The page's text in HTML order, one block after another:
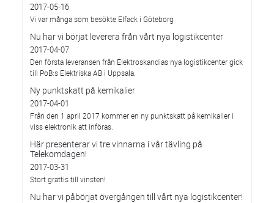
2017-05-16
Vi var många som besökte Elfack i Göteborg
Nu har vi börjat leverera från vårt nya logistikcenter
2017-04-07
Den första leveransen från Elektroskandias nya logistikcenter gick
till PoB:s Elektriska AB i Uppsala.
Ny punktskatt på kemikalier
2017-04-01
Från den 1 april 2017 kommer en ny punktskatt på kemikalier i
viss elektronik att införas.
Här presenterar vi tre vinnarna i vår tävling på
Telekomdagen!
2017-03-31
Stort grattis till vinsten!
Nu har vi påbörjat övergången till vårt nya logistikcenter!